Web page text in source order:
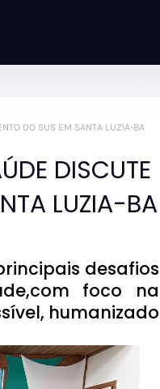
DO SUS EM SANTA LUZIA-BA
DISCUTE
LUZIA-BA
desafios
foco na
humanizado